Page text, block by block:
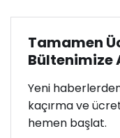
Tamamen
Bültenimize
Yeni
kaçırma ve
hemen başlat.